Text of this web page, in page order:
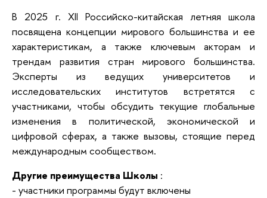
В 2025 г. ​​XII Российско-китайская летняя школа
посвящена концепции мирового большинства и ее
характеристикам, а также ключевым акторам и
трендам развития стран мирового большинства.
Эксперты из ведущих университетов и
исследовательских институтов встретятся с
участниками, чтобы обсудить текущие глобальные
изменения в политической, экономической и
цифровой сферах, а также вызовы, стоящие перед
международным сообществом.
Другие преимущества Школы :
- участники программы будут включены